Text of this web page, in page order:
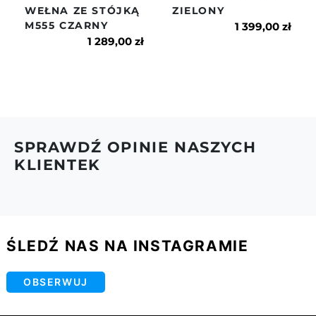
6.Więcej na temat dostaw i zwrotów znajdziesz w
naszym regulaminie.
WEŁNA ZE STÓJKĄ
M555 CZARNY
1 289,00 zł
ZIELONY
1 399,00 zł
SPRAWDŹ OPINIE NASZYCH
KLIENTEK
ŚLEDŹ NAS NA INSTAGRAMIE
OBSERWUJ